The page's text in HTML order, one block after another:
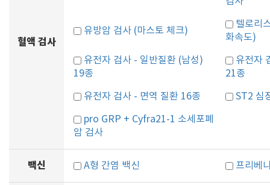
혈액 검사
유방암 검사 (마스토 체크)
텔로리
화속도)
유전자 검사 - 일반질환 (남성)
19종
유전자
21종
유전자 검사 - 면역 질환 16종 ST2 심
pro GRP + Cyfra21-1 소세포폐
암 검사
백신 A형 간염 백신 프리베